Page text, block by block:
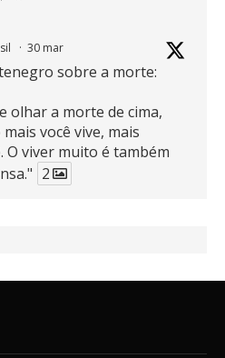
· 30 mar
sobre a morte:
olhar a morte de cima,
você vive, mais
O viver muito é também
2
X